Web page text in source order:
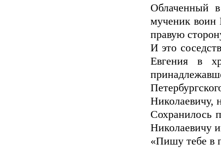
Облаченный
мученик воин
правую
И это
Евгения в
Николаевичу,
Сохранилось
Николаевичу
«Пишу тебе в